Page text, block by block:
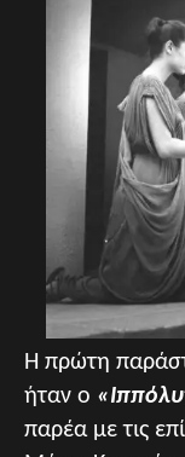
Η πρώτη
ήταν ο
παρέα με τις